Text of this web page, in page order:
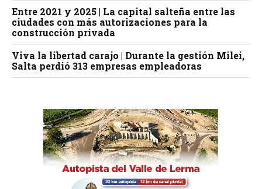
Entre 2021 y 2025 | La capital salteña entre las
ciudades con más autorizaciones para la
construcción privada
Viva la libertad carajo | Durante la gestión Milei,
Salta perdió 313 empresas empleadoras